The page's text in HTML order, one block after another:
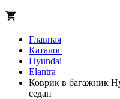
Главная
Каталог
Hyundai
Elantra
Коврик в багажник
седан